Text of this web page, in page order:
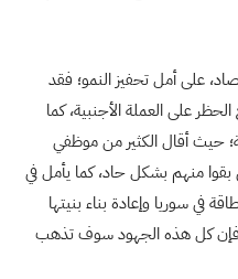
على أمل تحفيز النمو؛ فقد
على العملة الأجنبية، كما
حيث أقال الكثير من موظفي
بقوا منهم بشكل حاد، كما يأمل في
في سوريا وإعادة بناء بنيتها
فإن كل هذه الجهود سوف تذهب